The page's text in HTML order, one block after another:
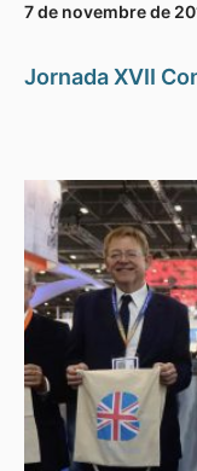
7 de novembre de
Jornada XVII